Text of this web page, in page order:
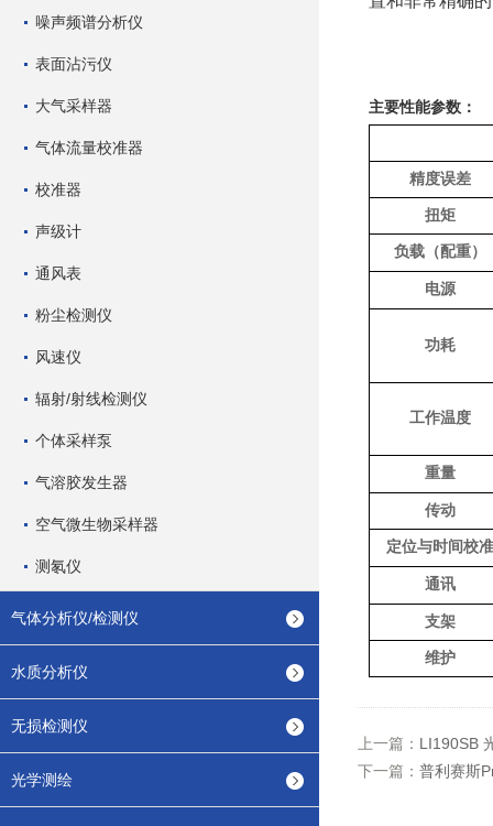
噪声频谱分析仪
表面沾污仪
大气采样器
气体流量校准器
校准器
声级计
通风表
粉尘检测仪
风速仪
辐射/射线检测仪
个体采样泵
气溶胶发生器
空气微生物采样器
测氡仪
气体分析仪/检测仪
水质分析仪
无损检测仪
光学测绘
主要性能参数：
精度误差
扭矩
负载（配重）
电源
功耗
工作温度
重量
传动
定位与时间校准
通讯
支架
维护
上一篇： LI190SB
下一篇： 普利赛斯